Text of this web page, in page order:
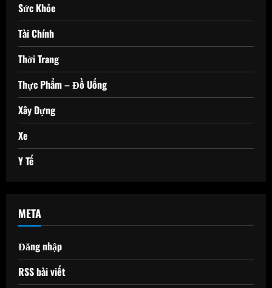
Sức Khỏe
Tài Chính
Thời Trang
Thực Phẩm – Đồ Uống
Xây Dựng
Xe
Y Tế
META
Đăng nhập
RSS bài viết